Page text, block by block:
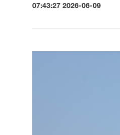
07:43:27 2026-06-09